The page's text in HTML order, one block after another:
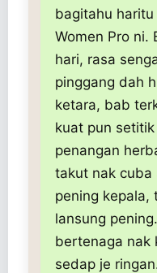
bagitahu
Women Pro ni.
hari, rasa
pinggang dah
ketara, bab
kuat pun
penangan
takut nak cuba
pening kepala,
lansung
bertenaga nak
sedap je